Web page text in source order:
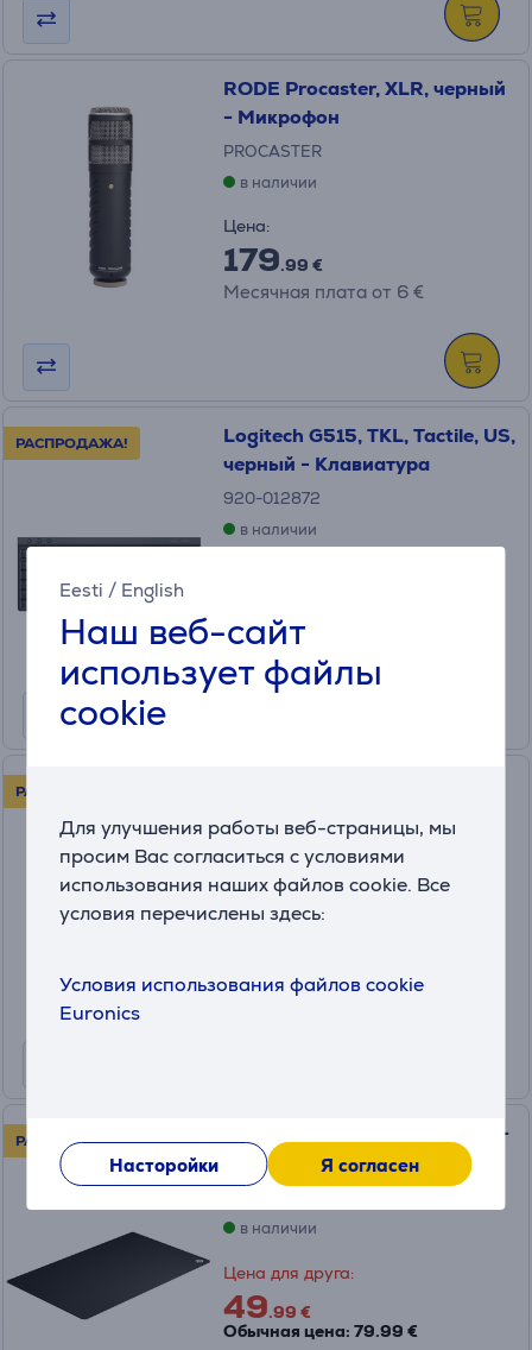
Eesti / English
Наш веб-сайт
использует файлы
cookie
Для улучшения работы веб-страницы, мы
просим Вас согласиться с условиями
использования наших файлов cookie. Все
условия перечислены здесь:
Условия использования файлов cookie
Euronics
Насторойки Я согласен
RODE Procaster, XLR, черный
- Микрофон
PROCASTER
в наличии
Цена:
179.99 €
Месячная плата от 6 €
РАСПРОДАЖА!
Logitech G515, TKL, Tactile, US,
черный - Клавиатура
920-012872
в наличии
Обычная цена: 109.99 €
Месячная плата от 3 €
РАСПРОДАЖА!
в наличии
Цена для друга:
Обычная цена: 79.99 €
РАСПРОДАЖА!
SteelSeries QcK 4XL, черный -
Коврик для мыши
в наличии
Цена для друга:
49.99 €
Обычная цена: 79.99 €